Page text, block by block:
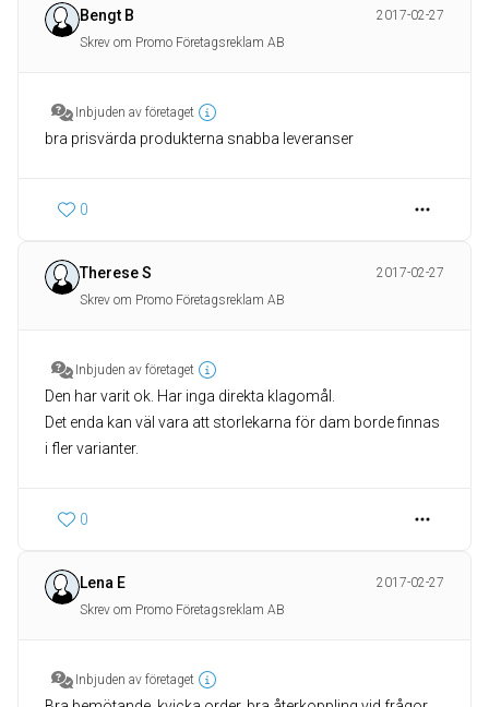
Bengt B
2017-02-27
Skrev om Promo Företagsreklam AB
Inbjuden av företaget
bra prisvärda produkterna snabba leveranser
0
Therese S
2017-02-27
Skrev om Promo Företagsreklam AB
Inbjuden av företaget
Den har varit ok. Har inga direkta klagomål.
Det enda kan väl vara att storlekarna för dam borde finnas
0
Lena E
2017-02-27
Skrev om Promo Företagsreklam AB
Inbjuden av företaget